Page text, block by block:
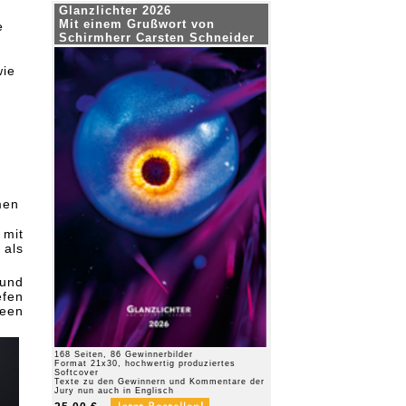
Glanzlichter 2026
Mit einem Grußwort von
Schirmherr Carsten Schneider
168 Seiten, 86 Gewinnerbilder
Format 21x30, hochwertig produziertes
Softcover
Texte zu den Gewinnern und Kommentare der
Jury nun auch in Englisch